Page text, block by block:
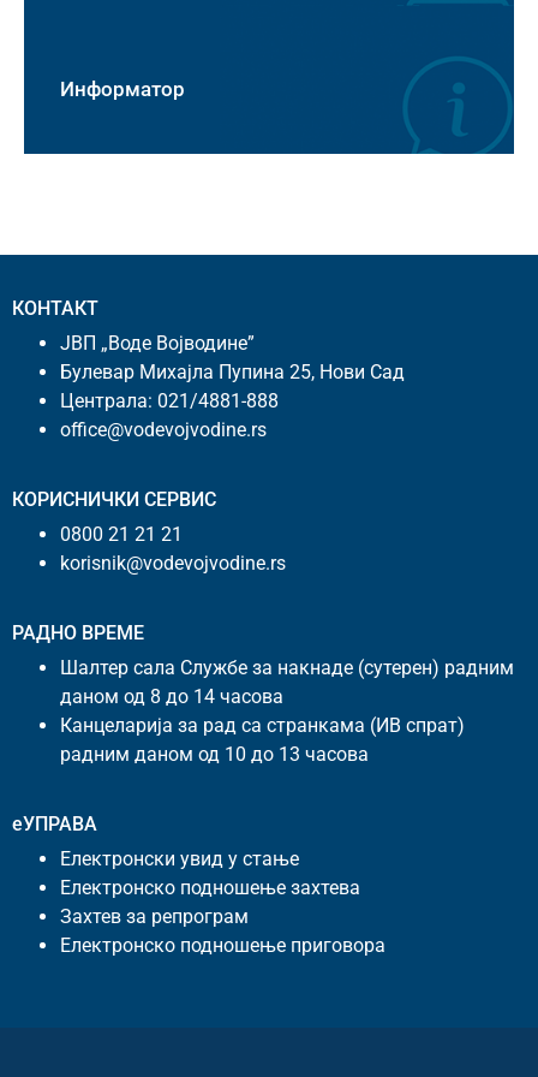
Информатор
КОНТАКТ
ЈВП „Воде Војводине”
Булевар Михајла Пупина 25, Нови Сад
Централа: 021/4881-888
office@vodevojvodine.rs
КОРИСНИЧКИ СЕРВИС
0800 21 21 21
korisnik@vodevojvodine.rs
РАДНО ВРЕМЕ
Шалтер сала Службе за накнаде (сутерен) радним
даном од 8 до 14 часова
Канцеларија за рад са странкама (ИВ спрат)
радним даном од 10 до 13 часова
еУПРАВА
Електронски увид у стање
Електронско подношење захтева
Захтев за репрограм
Електронско подношење приговора